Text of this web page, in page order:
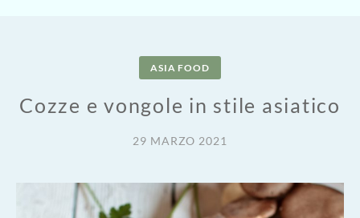
ASIA FOOD
Cozze e vongole in stile asiatico
29 MARZO 2021